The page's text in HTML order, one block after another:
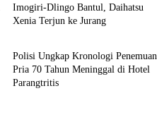
Imogiri-Dlingo Bantul, Daihatsu
Xenia Terjun ke Jurang
Polisi Ungkap Kronologi Penemuan
Pria 70 Tahun Meninggal di Hotel
Parangtritis